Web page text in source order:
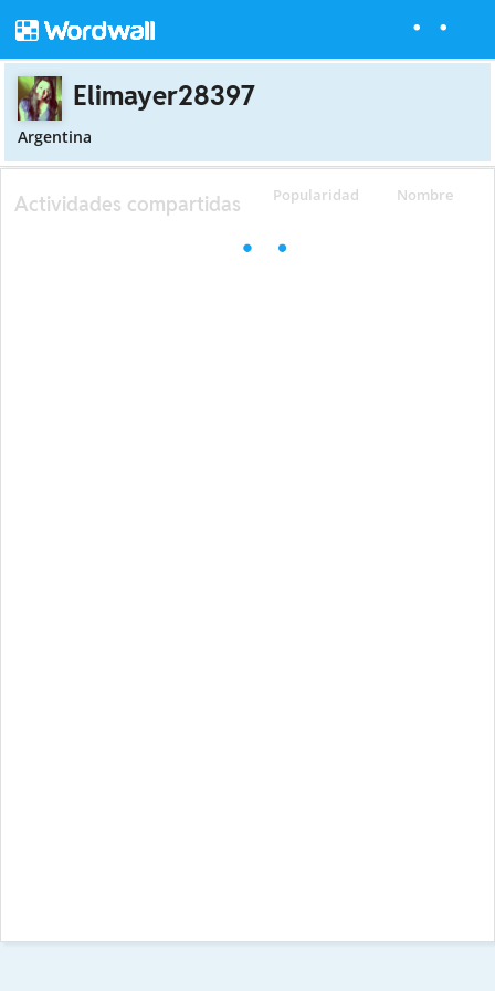
Elimayer28397
Argentina
Popularidad Nombre
Actividades compartidas